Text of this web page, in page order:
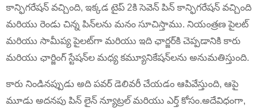
కాన్ఫిగరేషన్ వచ్చింది, ఇక్కడ టైప్ 2కి సెవెన్ పిన్ కాన్ఫిగరేషన్ వచ్చింది
మరియు రెండు చిన్న పిన్‌లను మనం సూచిస్తాము. నియంత్రణ పైలట్
మరియు సామీప్య పైలట్‌గా మరియు ఇది ఛార్జర్‌కి చెప్పడానికి కారు
మరియు ఛార్జింగ్ స్టేషన్‌ల మధ్య కమ్యూనికేషన్‌లను అనుమతిస్తుంది.
కారు నిండినప్పుడు అది పవర్ డెలివరీ చేయడం ఆపివేస్తుంది, ఆపై
మూడు అదనపు పిన్ లైన్ న్యూట్రల్ మరియు ఎర్త్ కోసం.అదేవిధంగా,